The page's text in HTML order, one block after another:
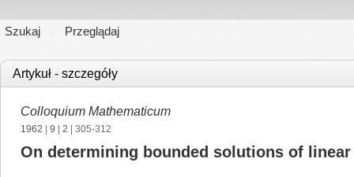
Szukaj Przeglądaj
Artykuł - szczegóły
Colloquium Mathematicum
1962 9 2 | 305-312
On determining bounded solutions of